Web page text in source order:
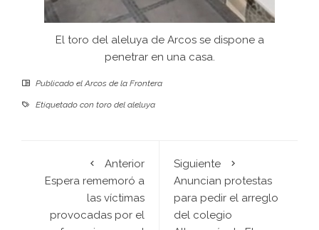
El toro del aleluya de Arcos se dispone a
penetrar en una casa.
Publicado elArcos de la Frontera
Etiquetado con toro del aleluya
Anterior
Espera rememoró a
las víctimas
provocadas por el
Siguiente
Anuncian protestas
para pedir el arreglo
del colegio